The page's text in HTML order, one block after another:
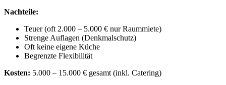
Nachteile:
Teuer (oft 2.000 – 5.000 € nur Raummiete)
Strenge Auflagen (Denkmalschutz)
Oft keine eigene Küche
Begrenzte Flexibilität
Kosten: 5.000 – 15.000 € gesamt (inkl. Catering)